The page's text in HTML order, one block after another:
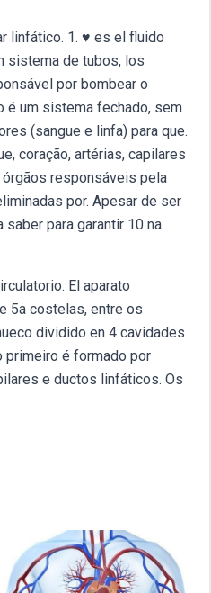
linfático. 1. ♥ es el fluido
sistema de tubos, los
por bombear o
é um sistema fechado, sem
(sangue e linfa) para que.
coração, artérias, capilares
responsáveis pela
por. Apesar de ser
para garantir 10 na
El aparato
5a costelas, entre os
dividido en 4 cavidades
primeiro é formado por
e ductos linfáticos. Os